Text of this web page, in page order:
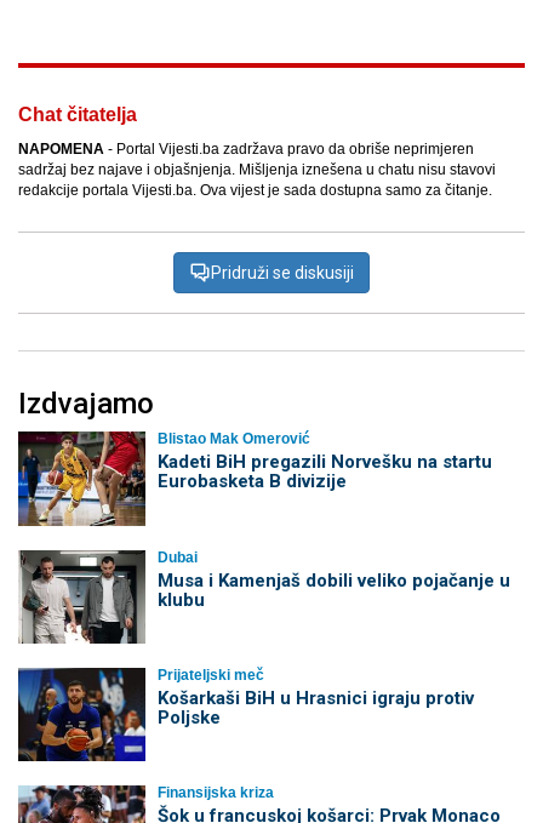
Chat čitatelja
NAPOMENA - Portal Vijesti.ba zadržava pravo da obriše neprimjeren
sadržaj bez najave i objašnjenja. Mišljenja iznešena u chatu nisu stavovi
redakcije portala Vijesti.ba. Ova vijest je sada dostupna samo za čitanje.
Pridruži se diskusiji
Izdvajamo
Blistao Mak Omerović
Kadeti BiH pregazili Norvešku na startu
Eurobasketa B divizije
Dubai
Musa i Kamenjaš dobili veliko pojačanje u
klubu
Prijateljski meč
Košarkaši BiH u Hrasnici igraju protiv
Poljske
Finansijska kriza
Šok u francuskoj košarci: Prvak Monaco